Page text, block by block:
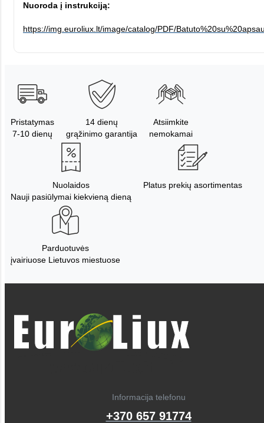
Nuoroda į instrukciją:
https://img.euroliux.lt/image/catalog/PDF/
Pristatymas
7-10 dienų
14 dienų
grąžinimo garantija
Atsiimkite
nemokamai
Nuolaidos
Nauji pasiūlymai kiekvieną dieną
Platus prekių asortimentas
Parduotuvės
įvairiuose Lietuvos miestuose
Informacija telefonu
+370 657 91774